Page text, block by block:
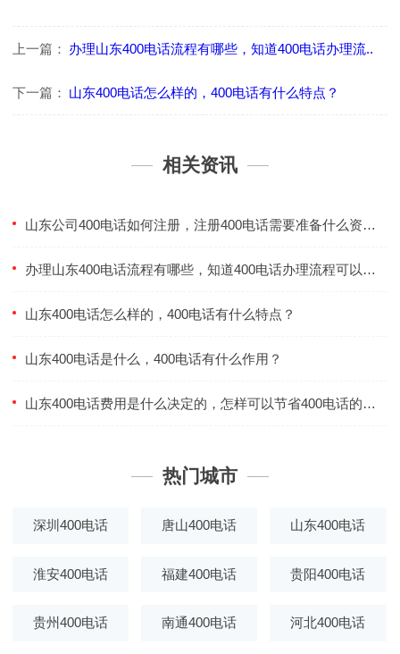
上一篇： 办理山东400电话流程有哪些，知道400电话办理流..
下一篇： 山东400电话怎么样的，400电话有什么特点？
相关资讯
山东公司400电话如何注册，注册400电话需要准备什么资料？
办理山东400电话流程有哪些，知道400电话办理流程可以更效率么？
山东400电话怎么样的，400电话有什么特点？
山东400电话是什么，400电话有什么作用？
山东400电话费用是什么决定的，怎样可以节省400电话的费用？
热门城市
深圳400电话 唐山400电话 山东400电话
淮安400电话 福建400电话 贵阳400电话
贵州400电话 南通400电话 河北400电话